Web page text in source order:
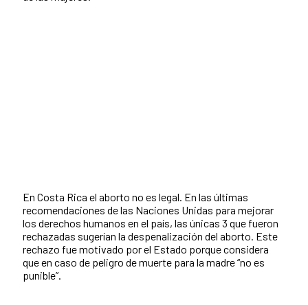
En Costa Rica el aborto no es legal. En las últimas
recomendaciones de las Naciones Unidas para mejorar
los derechos humanos en el país, las únicas 3 que fueron
rechazadas sugerían la despenalización del aborto. Este
rechazo fue motivado por el Estado porque considera
que en caso de peligro de muerte para la madre “no es
punible”.